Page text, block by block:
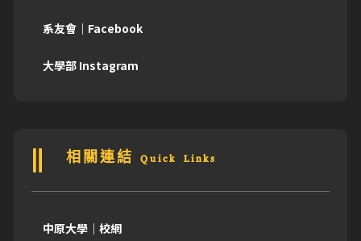
系友會｜Facebook
大學部 Instagram
相關連結 Quick Links
中原大學｜校網